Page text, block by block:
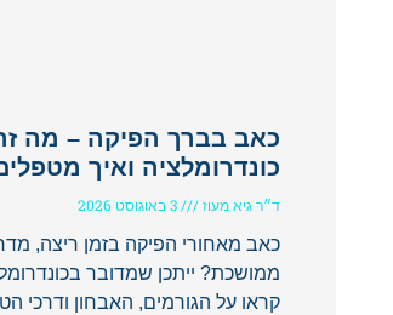
כאב בברך הפיקה – מה
כונדרומלציה ואיך
ד״ר גיא מעוז
כאב מאחורי הפיקה בזמן ריצה,
ממושכת? ייתכן שמדובר
קראו על הגורמים, האבחון ודרכי